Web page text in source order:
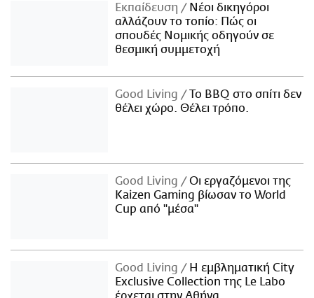
Εκπαίδευση
Νέοι δικηγόροι
αλλάζουν το τοπίο: Πώς οι
σπουδές Νομικής οδηγούν σε
θεσμική συμμετοχή
Good Living
Το BBQ στο σπίτι δεν
θέλει χώρο. Θέλει τρόπο.
Good Living
Οι εργαζόμενοι της
Kaizen Gaming βίωσαν το World
Cup από "μέσα"
Good Living
Η εμβληματική City
Exclusive Collection της Le Labo